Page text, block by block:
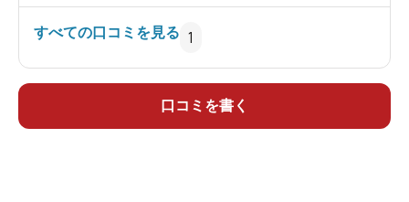
すべての口コミを見る 1
口コミを書く